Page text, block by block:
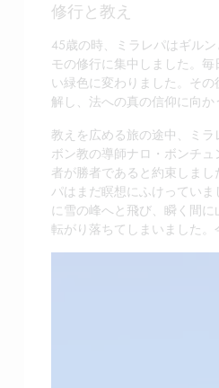
修行と教え
45歳の時、ミラレパはギル
モの修行に集中しました。
い緑色に変わりました。そ
解し、法への真の信仰に向か
教えを広める旅の途中、ミ
ボン教の導師ナロ・ボンチ
者が勝者であると約束しま
パはまだ瞑想にふけってい
に雪の峰へと飛び、瞬く間
転がり落ちてしまいました